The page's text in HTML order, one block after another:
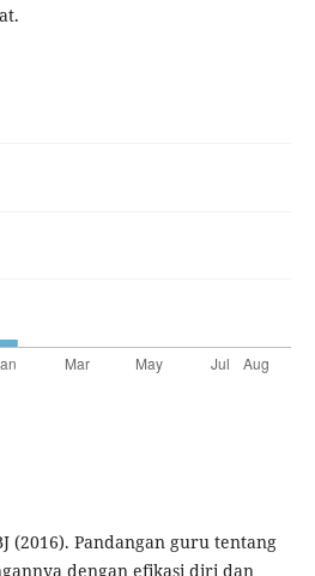
(2016). Pandangan guru tentang
dengan efikasi diri dan